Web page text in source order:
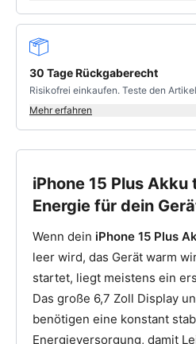
30 Tage Rückgaberecht
Risikofrei einkaufen. Teste den
Mehr erfahren
iPhone 15 Plus Akku
Energie für dein
Wenn dein iPhone 15 Plus
leer wird, das Gerät warm
startet, liegt meistens ein
Das große 6,7 Zoll Display
benötigen eine konstant
Energieversorgung, damit